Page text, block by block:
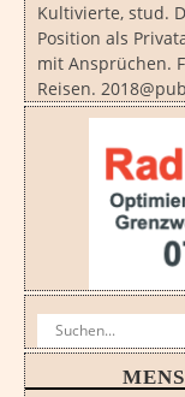
Kultivierte, stud.
Position als
mit Ansprüchen.
Reisen.